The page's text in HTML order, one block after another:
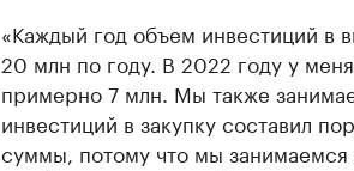
«Каждый год объем инвестиций в
20 млн по году. В 2022 году у
примерно 7 млн. Мы также
инвестиций в закупку составил
суммы, потому что мы